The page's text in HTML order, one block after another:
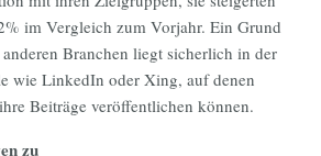
im Vergleich zum Vorjahr. Ein Grund
Branchen liegt sicherlich in der
wie LinkedIn oder Xing, auf denen
Beiträge veröffentlichen können.
zu